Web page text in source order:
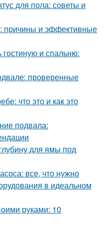
для пола: советы и
причины и эффективные
гостиную и спальню:
проверенные
что это и как это
подвала:
для ямы под
все, что нужно
в идеальном
руками: 10